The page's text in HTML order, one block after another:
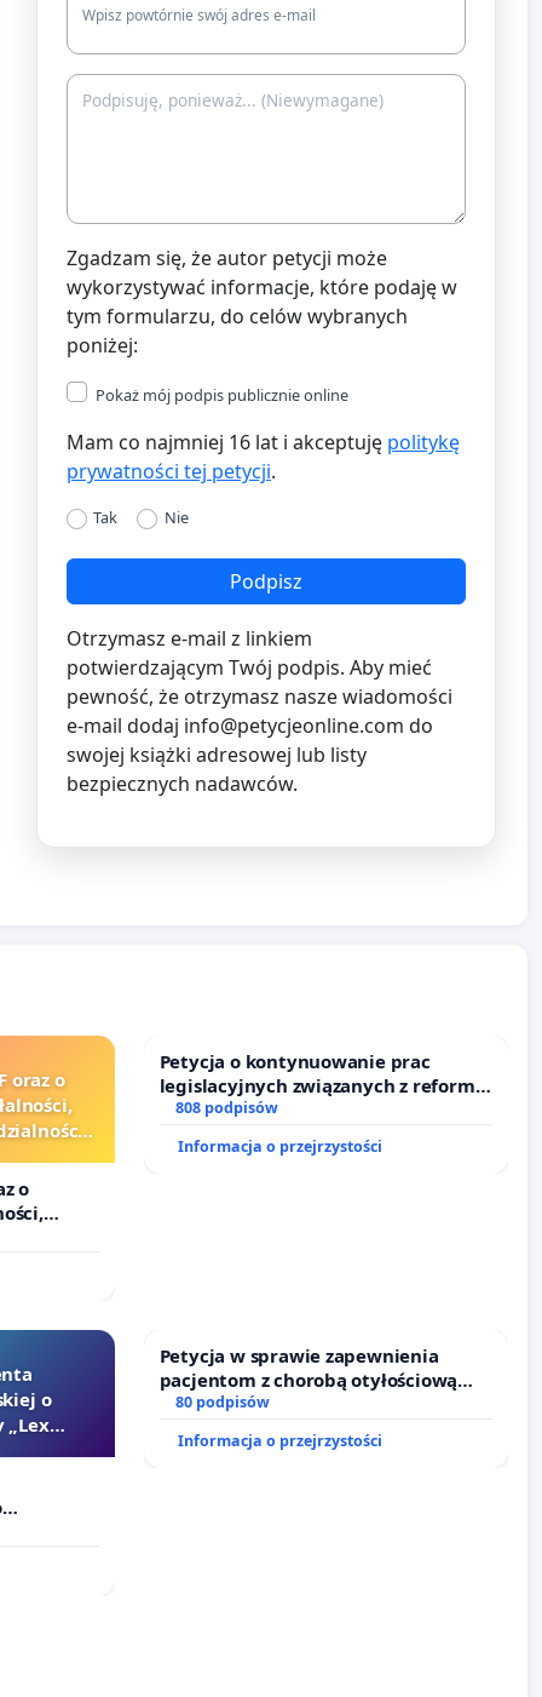
Wpisz powtórnie swój adres e-mail
Zgadzam się, że autor petycji może
wykorzystywać informacje, które podaję w
tym formularzu, do celów wybranych
poniżej:
Pokaż mój podpis publicznie online
Mam co najmniej 16 lat i akceptuję politykę
prywatności tej petycji.
Tak Nie
Podpisz
Otrzymasz e-mail z linkiem
potwierdzającym Twój podpis. Aby mieć
pewność, że otrzymasz nasze wiadomości
e-mail dodaj info@petycjeonline.com do
swojej książki adresowej lub listy
bezpiecznych nadawców.
oraz o
o
Petycja o kontynuowanie prac
legislacyjnych związanych z reformą
prawa rodzinnego
808 podpisów
Informacja o przejrzystości
o
„Lex
Petycja w sprawie zapewnienia
pacjentom z chorobą otyłościową
dostępu do kompleksowego leczenia
80 podpisów
Informacja o przejrzystości